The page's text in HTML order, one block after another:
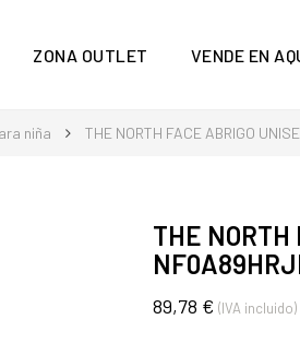
en Aquí Mejor
ZONA OUTLET VENDE EN
niña THE NORTH FACE ABRIGO
THE NORTH
89,78 € (IVA incluido)